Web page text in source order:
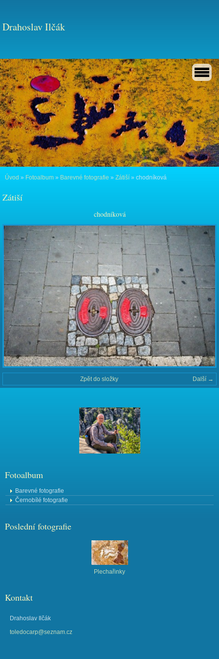
Drahoslav Ilčák
Úvod » Fotoalbum » Barevné fotografie » Zátiší » chodníková
Zátiší
chodníková
Další →
Zpět do složky
Fotoalbum
Barevné fotografie
Černobílé fotografie
Poslední fotografie
Plechařinky
Kontakt
Drahoslav Ilčák
toledocarp@seznam.cz